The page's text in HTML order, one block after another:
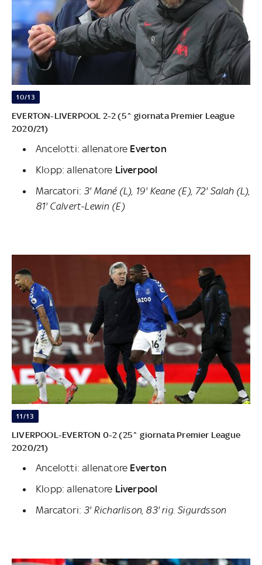
10/13
EVERTON-LIVERPOOL 2-2 (5^ giornata Premier League
2020/21)
Ancelotti: allenatore Everton
Klopp: allenatore Liverpool
Marcatori: 3' Mané (L), 19' Keane (E), 72' Salah (L),
81' Calvert-Lewin (E)
11/13
LIVERPOOL-EVERTON 0-2 (25^ giornata Premier League
2020/21)
Ancelotti: allenatore Everton
Klopp: allenatore Liverpool
Marcatori: 3' Richarlison, 83' rig. Sigurdsson